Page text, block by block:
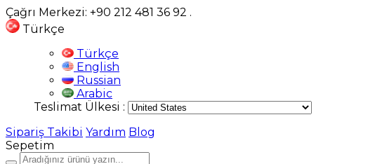
Çağrı Merkezi: +90 212 481 36 92 .
Türkçe
Türkçe
English
Russian
Arabic
Teslimat Ülkesi :
Sipariş Takibi Yardım Blog
Sepetim